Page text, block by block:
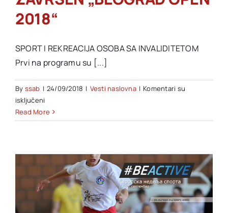
2018“
SPORT I REKREACIJA OSOBA SA INVALIDITETOM
Prvi na programu su [...]
By ssab | 24/09/2018 | Vesti naslovna | Komentari su
isključeni
ZAVRŠEN
„BEOGRAD
Read More